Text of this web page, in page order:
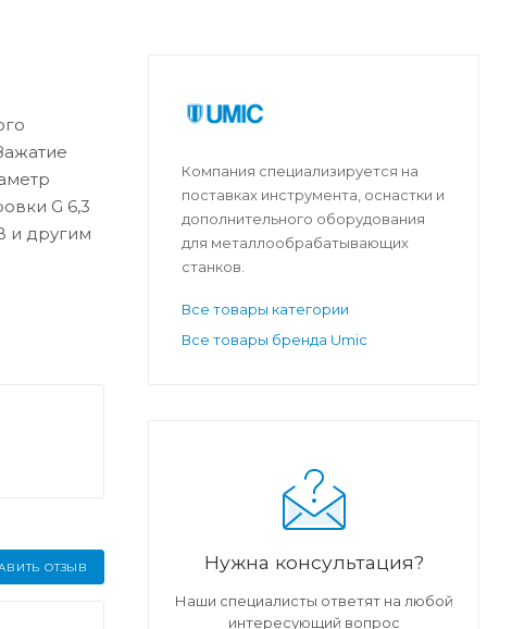
G 6,3
и другим
ОТЗЫВ
Компания специализируется на
поставках инструмента, оснастки и
дополнительного оборудования
для металлообрабатывающих
станков.
Все товары категории
Все товары бренда Umic
Нужна консультация?
Наши специалисты ответят на любой
интересующий вопрос